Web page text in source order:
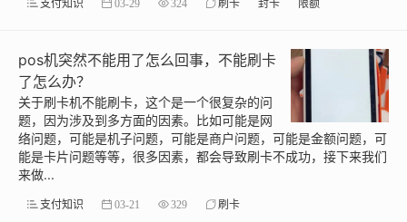
支付知识 03-29 324 刷卡 封卡 限额
pos机突然不能用了怎么回事，不能刷卡
了怎么办？
关于刷卡机不能刷卡，这个是一个很复杂的问
题，因为涉及到多方面的因素。比如可能是网
络问题，可能是机子问题，可能是商户问题，可能是金额问题，可
能是卡片问题等等，很多因素，都会导致刷卡不成功，接下来我们
来做...
支付知识 03-21 329 刷卡